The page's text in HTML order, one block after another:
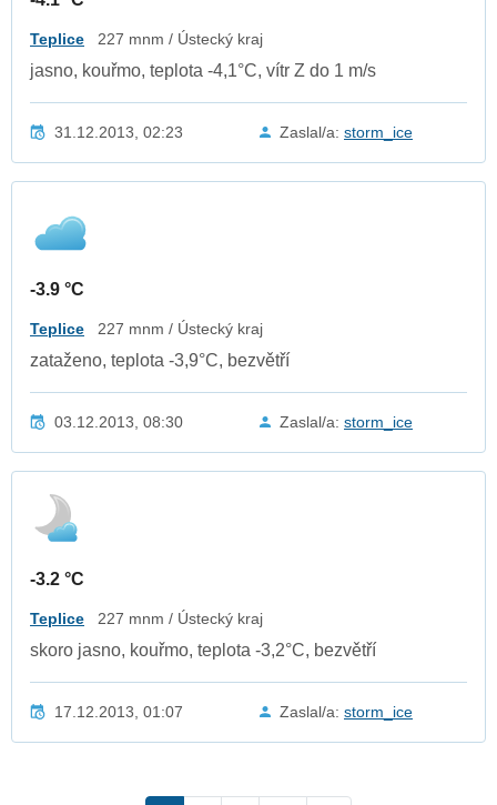
Teplice 227 mnm / Ústecký kraj
jasno, kouřmo, teplota -4,1°C, vítr Z do 1 m/s
31.12.2013, 02:23 Zaslal/a: storm_ice
-3.9 °C
Teplice 227 mnm / Ústecký kraj
zataženo, teplota -3,9°C, bezvětří
03.12.2013, 08:30 Zaslal/a: storm_ice
-3.2 °C
Teplice 227 mnm / Ústecký kraj
skoro jasno, kouřmo, teplota -3,2°C, bezvětří
17.12.2013, 01:07 Zaslal/a: storm_ice